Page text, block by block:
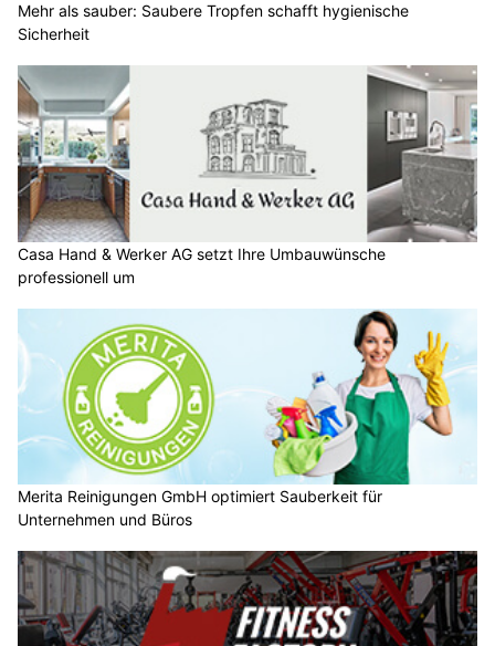
Mehr als sauber: Saubere Tropfen schafft hygienische
Sicherheit
Casa Hand & Werker AG setzt Ihre Umbauwünsche
professionell um
Merita Reinigungen GmbH optimiert Sauberkeit für
Unternehmen und Büros